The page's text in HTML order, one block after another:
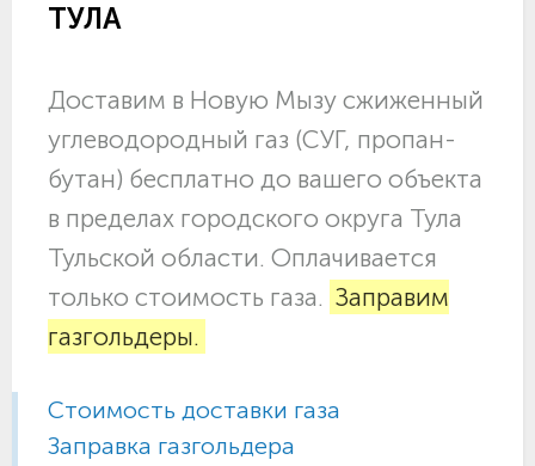
ТУЛА
Доставим в Новую Мызу сжиженный
углеводородный газ (СУГ, пропан-
бутан) бесплатно до вашего объекта
в пределах городского округа Тула
Тульской области. Оплачивается
только стоимость газа. Заправим
газгольдеры.
Стоимость доставки газа
Заправка газгольдера